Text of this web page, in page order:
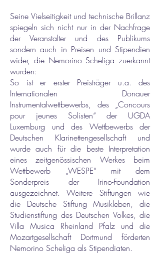
Seine Vielseitigkeit und technische Brillanz
spiegeln sich nicht nur in der Nachfrage
der Veranstalter und des Publikums
sondern auch in Preisen und Stipendien
wider, die Nemorino Scheliga zuerkannt
wurden:
So ist er erster Preisträger u.a. des
Internationalen Donauer
Instrumentalwettbewerbs, des „Concours
pour jeunes Solisten“ der UGDA
Luxemburg und des Wettbewerbs der
Deutschen Klarinettengesellschaft und
wurde auch für die beste Interpretation
eines zeitgenössischen Werkes beim
Wettbewerb „WESPE“ mit dem
Sonderpreis der Irino-Foundation
ausgezeichnet. Weitere Stiftungen wie
die Deutsche Stiftung Musikleben, die
Studienstiftung des Deutschen Volkes, die
Villa Musica Rheinland Pfalz und die
Mozartgesellschaft Dortmund förderten
Nemorino Scheliga als Stipendiaten.